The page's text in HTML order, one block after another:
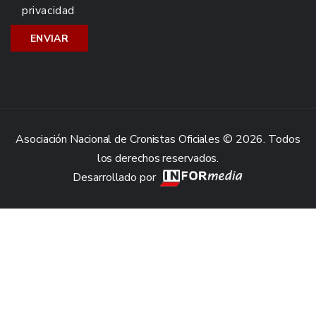
privacidad
Asociación Nacional de Cronistas Oficiales © 2026. Todos
los derechos reservados.
Desarrollado por